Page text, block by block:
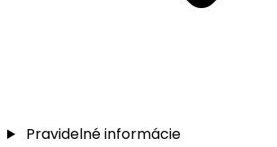
Pravidelné informácie